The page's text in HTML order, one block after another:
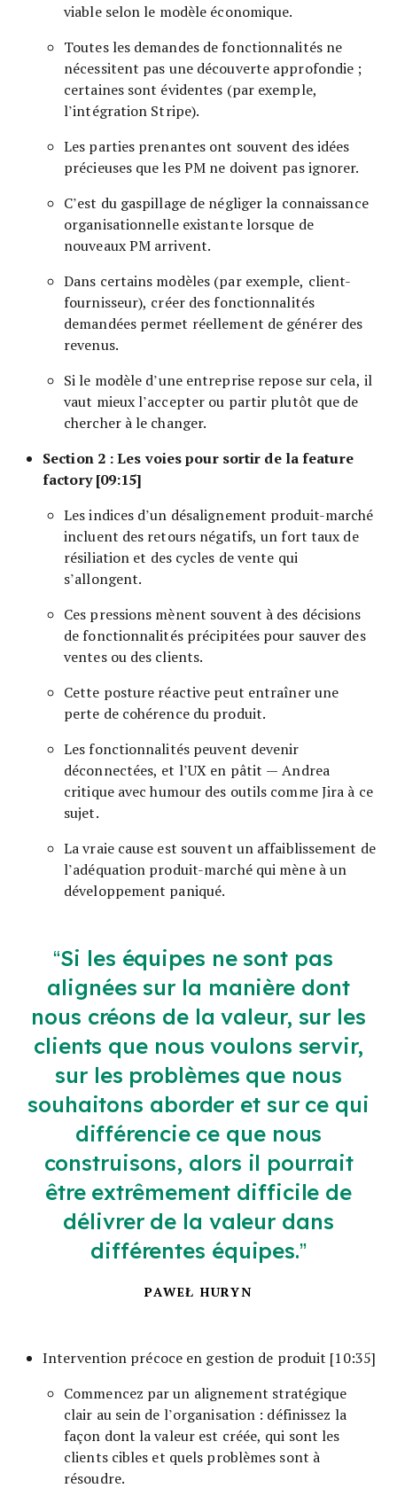
viable selon le modèle économique.
Toutes les demandes de fonctionnalités ne
nécessitent pas une découverte approfondie ;
certaines sont évidentes (par exemple,
l’intégration Stripe).
Les parties prenantes ont souvent des idées
précieuses que les PM ne doivent pas ignorer.
C’est du gaspillage de négliger la connaissance
organisationnelle existante lorsque de
nouveaux PM arrivent.
Dans certains modèles (par exemple, client-
fournisseur), créer des fonctionnalités
demandées permet réellement de générer des
revenus.
Si le modèle d’une entreprise repose sur cela, il
vaut mieux l’accepter ou partir plutôt que de
chercher à le changer.
Section 2 : Les voies pour sortir de la feature
factory [09:15]
Les indices d’un désalignement produit-marché
incluent des retours négatifs, un fort taux de
résiliation et des cycles de vente qui
s’allongent.
Ces pressions mènent souvent à des décisions
de fonctionnalités précipitées pour sauver des
ventes ou des clients.
Cette posture réactive peut entraîner une
perte de cohérence du produit.
Les fonctionnalités peuvent devenir
déconnectées, et l’UX en pâtit — Andrea
critique avec humour des outils comme Jira à ce
sujet.
La vraie cause est souvent un affaiblissement de
l’adéquation produit-marché qui mène à un
développement paniqué.
Si les équipes ne sont pas
alignées sur la manière dont
nous créons de la valeur, sur les
clients que nous voulons servir,
sur les problèmes que nous
souhaitons aborder et sur ce qui
différencie ce que nous
construisons, alors il pourrait
être extrêmement difficile de
délivrer de la valeur dans
différentes équipes.
PAWEŁ HURYN
Intervention précoce en gestion de produit [10:35]
Commencez par un alignement stratégique
clair au sein de l’organisation : définissez la
façon dont la valeur est créée, qui sont les
clients cibles et quels problèmes sont à
résoudre.